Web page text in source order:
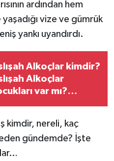
ardından hem
vize ve gümrük
yankı uyandırdı.
Alkoçlar kimdir?
Alkoçlar
var mı?
kimdir, nereli, kaç
gündemde? İşte